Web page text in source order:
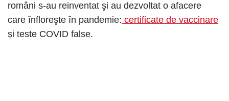
români s-au reinventat şi au dezvoltat o afacere
care înfloreşte în pandemie: certificate de vaccinare
și teste COVID false.